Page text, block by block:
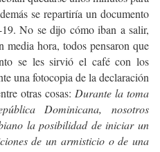
se repartiría un documento
No se dijo cómo iban a salir,
media hora, todos pensaron que
se les sirvió el café con los
una fotocopia de la declaración
otras cosas: Durante la toma
Dominicana, nosotros
la posibilidad de iniciar un
de un armisticio o de una